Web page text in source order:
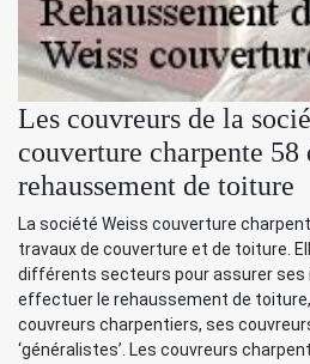
Les couvreurs de la
couverture charpente
rehaussement de toiture
La société Weiss couverture
travaux de couverture et de toiture.
différents secteurs pour assurer ses
effectuer le rehaussement de
couvreurs charpentiers, ses
‘généralistes’. Les couvreurs